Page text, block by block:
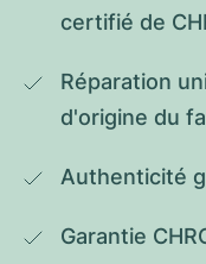
certifié de
Réparation
d'origine du
Authenticité
Garantie